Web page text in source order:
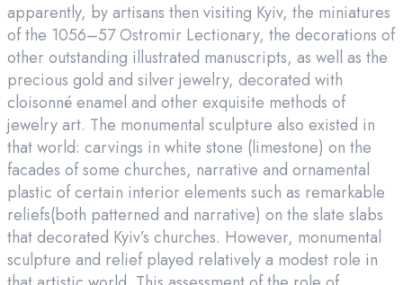
apparently, by artisans then visiting Kyiv, the miniatures
of the 1056–57 Ostromir Lectionary, the decorations of
other outstanding illustrated manuscripts, as well as the
precious gold and silver jewelry, decorated with
cloisonné enamel and other exquisite methods of
jewelry art. The monumental sculpture also existed in
that world: carvings in white stone (limestone) on the
facades of some churches, narrative and ornamental
plastic of certain interior elements such as remarkable
reliefs(both patterned and narrative) on the slate slabs
that decorated Kyiv’s churches. However, monumental
sculpture and relief played relatively a modest role in